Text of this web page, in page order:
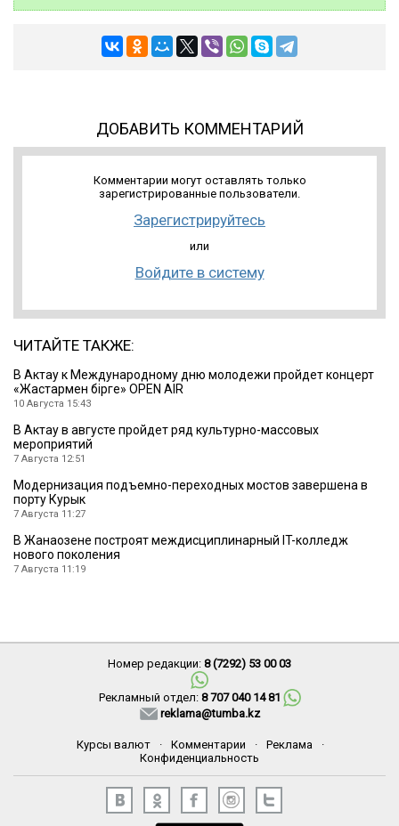
ДОБАВИТЬ КОММЕНТАРИЙ
Комментарии могут оставлять только
зарегистрированные пользователи.
Зарегистрируйтесь
или
Войдите в систему
ЧИТАЙТЕ ТАКЖЕ:
В Актау к Международному дню молодежи пройдет концерт
«Жастармен бірге» OPEN AIR
10 Августа 15:43
В Актау в августе пройдет ряд культурно-массовых
мероприятий
7 Августа 12:51
Модернизация подъемно-переходных мостов завершена в
порту Курык
7 Августа 11:27
В Жанаозене построят междисциплинарный IT-колледж
нового поколения
7 Августа 11:19
Номер редакции: 8 (7292) 53 00 03
Рекламный отдел: 8 707 040 14 81
reklama@tumba.kz
Курсы валют · Комментарии · Реклама
·
Конфиденциальность